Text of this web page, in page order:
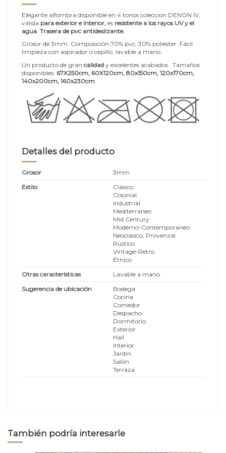
Elegante alfombra disponible en 4 tonos coleccion DENON IV,
válida para exterior e interior, es resistente a los rayos UV y el
agua Trasera de pvc antideslizante.
Grosor de 3mm. Composición 70% pvc, 30% poliester. Fácil
limpieza con aspirador o cepillo, lavable a mano.
Un producto de gran calidad y excelentes acabados. Tamaños
disponibles: 67X250cm, 60X120cm, 80x150cm, 120x170cm,
140x200cm, 160x230cm
Detalles del producto
Grosor
3mm
Estilo
Clásico
Colonial
Industrial
Mediterráneo
Mid Century
Moderno-Contemporaneo
Neoclásico, Provenzal
Rústico
Vintage-Retro
Étnico
Otras características
Lavable a mano
Sugerencia de ubicación
Bodega
Cocina
Comedor
Despacho
Dormitorio
Exterior
Hall
Interior
Jardin
Salón
Terraza
También podría interesarle